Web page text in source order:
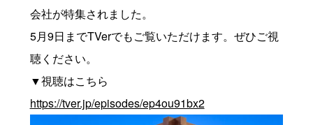
会社が特集されました。
5月9日までTVerでもご覧いただけます。ぜひご視
聴ください。
▼視聴はこちら
https://tver.jp/episodes/ep4ou91bx2